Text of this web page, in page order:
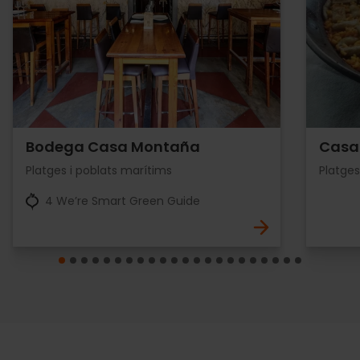
Bodega Casa Montaña
Platges i poblats marítims
4 We’re Smart Green Guide